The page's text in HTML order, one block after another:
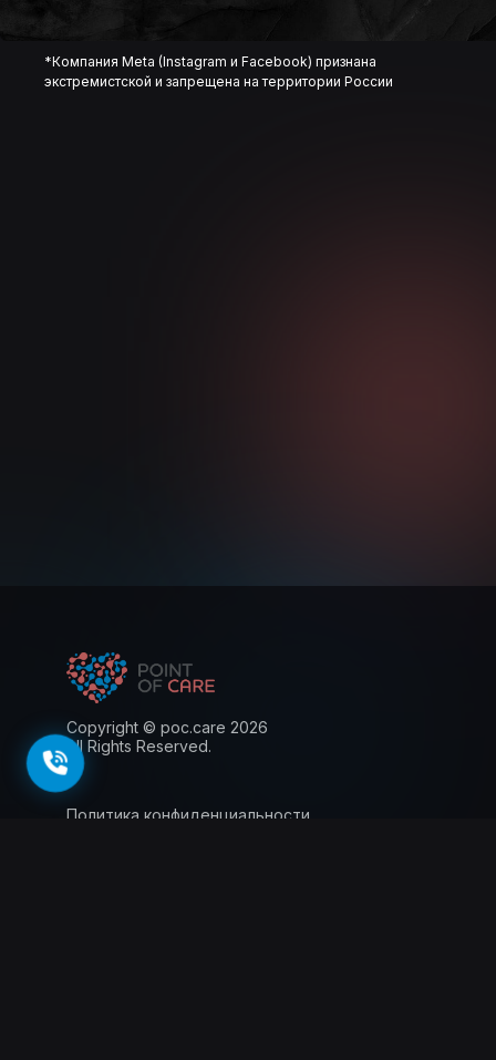
*Компания Meta (Instagram и Facebook) признана
экстремистской и запрещена на территории России
Copyright © poc.care 2026
All Rights Reserved.
Политика конфиденциальности